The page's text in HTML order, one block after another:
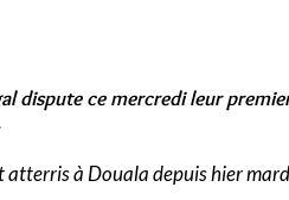
dispute ce mercredi leur
atterris à Douala depuis hier